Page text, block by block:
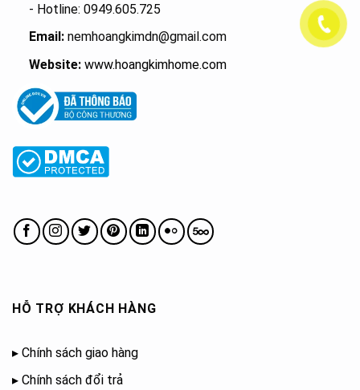
- Hotline: 0949.605.725
Email:nemhoangkimdn@gmail.com
Website: www.hoangkimhome.com
HỖ TRỢ KHÁCH HÀNG
▸ Chính sách giao hàng
▸ Chính sách đổi trả